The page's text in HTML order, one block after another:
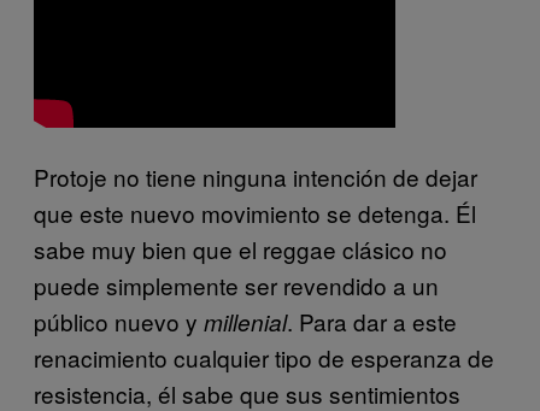
Protoje no tiene ninguna intención de dejar
que este nuevo movimiento se detenga. Él
sabe muy bien que el reggae clásico no
puede simplemente ser revendido a un
público nuevo y millenial. Para dar a este
renacimiento cualquier tipo de esperanza de
resistencia, él sabe que sus sentimientos